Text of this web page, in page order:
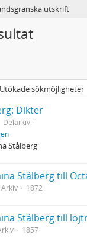
utskrift
Utökade sökmöjligheter
Dikter
Delarkiv
Stålberg
Arkiv 1872
1857